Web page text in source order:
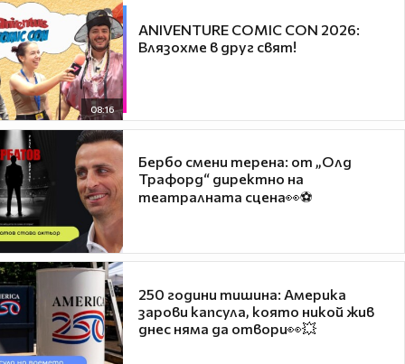
08:16
ANIVENTURE COMIC CON 2026:
Влязохме в друг свят!
Бербо смени терена: от „Олд
Трафорд“ директно на
театралната сцена👀⚽
250 години тишина: Америка
зарови капсула, която никой жив
днес няма да отвори👀💥